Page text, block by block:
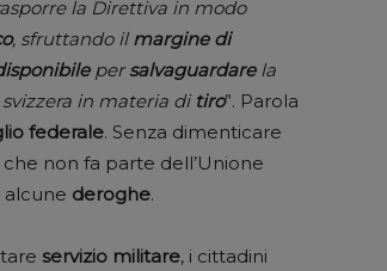
la Direttiva in modo
, sfruttando il margine di
persalvaguardarela
in materia di tiro”. Parola
federale. Senza dimenticare
che non fa parte dell’Unione
alcune deroghe.
servizio militare, i cittadini